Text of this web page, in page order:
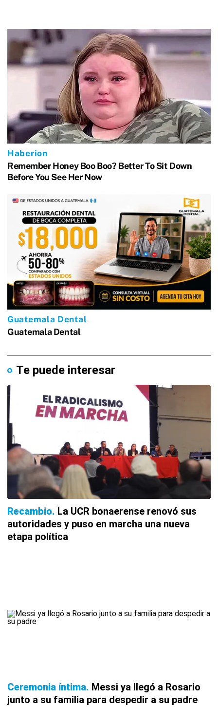
Te puede interesar
Recambio La UCR bonaerense renovó sus
autoridades y puso en marcha una nueva
etapa política
Ceremonia íntima Messi ya llegó a Rosario
junto a su familia para despedir a su padre